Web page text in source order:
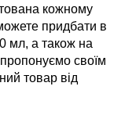
кожному
придбати в
мл, а також на
своїм
товар від